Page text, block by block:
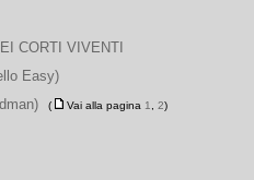
CORTI VIVENTI
Easy)
( Vai alla pagina 1 2)